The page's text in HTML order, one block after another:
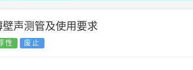
声测管及使用要求
性 废止